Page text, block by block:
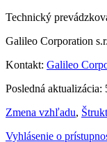
Technický
Galileo Corporation
Kontakt: Galileo
Posledná aktualizácia:
Zmena vzhľadu,
Vyhlásenie o